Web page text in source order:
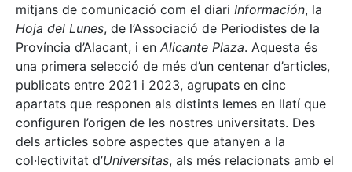
mitjans de comunicació com el diari Información, la
Hoja del Lunes, de l’Associació de Periodistes de la
Província d’Alacant, i en Alicante Plaza. Aquesta és
una primera selecció de més d’un centenar d’articles,
publicats entre 2021 i 2023, agrupats en cinc
apartats que responen als distints lemes en llatí que
configuren l’origen de les nostres universitats. Des
dels articles sobre aspectes que atanyen a la
col·lectivitat d’Universitas, als més relacionats amb el